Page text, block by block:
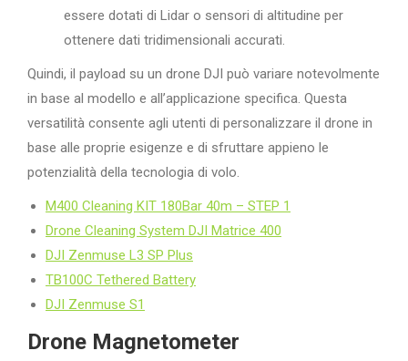
essere dotati di Lidar o sensori di altitudine per
ottenere dati tridimensionali accurati.
Quindi, il payload su un drone DJI può variare notevolmente
in base al modello e all’applicazione specifica. Questa
versatilità consente agli utenti di personalizzare il drone in
base alle proprie esigenze e di sfruttare appieno le
potenzialità della tecnologia di volo.
M400 Cleaning KIT 180Bar 40m – STEP 1
Drone Cleaning System DJI Matrice 400
DJI Zenmuse L3 SP Plus
TB100C Tethered Battery
DJI Zenmuse S1
Drone Magnetometer